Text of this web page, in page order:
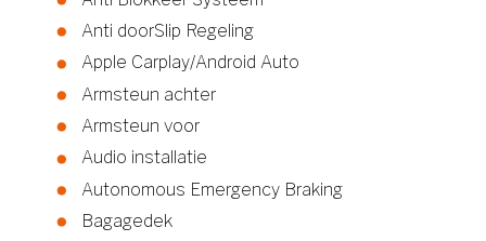
Anti doorSlip Regeling
Apple Carplay/Android Auto
Armsteun achter
Armsteun voor
Audio installatie
Autonomous Emergency Braking
Bagagedek